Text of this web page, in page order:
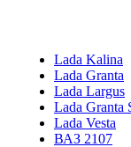
Lada Kalina
Lada Granta
Lada Largus
Lada Granta
Lada Vesta
ВАЗ 2107